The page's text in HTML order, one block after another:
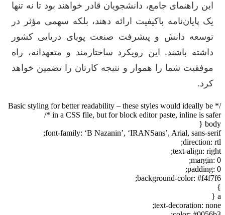
این راهنمای جامع، دانشجویان قادر خواهند بود تا نه تنها
یک پایان‌نامه باکیفیت ارائه دهند، بلکه سهمی مؤثر در
توسعه دانش و پیشرفت صنعت پویای دریایی کشور
داشته باشند. این رویکرد ساختارمند و متعهدانه، راه
موفقیت شما را هموار و نتیجه کارتان را تضمین خواهد
کرد.
/* Basic styling for better readability – these styles would ideally be
in a CSS file, but for block editor paste, inline is safer */
body {
font-family: ‘B Nazanin’, ‘IRANSans’, Arial, sans-serif;
direction: rtl;
text-align: right;
margin: 0;
padding: 0;
background-color: #f4f7f6;
}
a {
text-decoration: none;